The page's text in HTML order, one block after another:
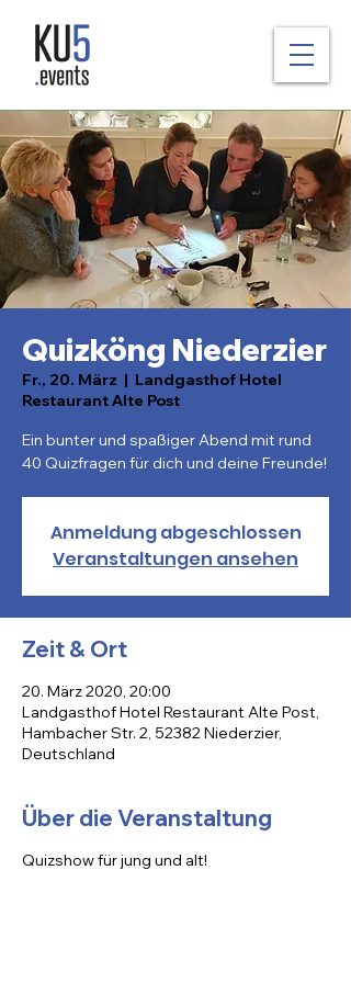
Quizköng Niederzier
Fr., 20. März
  |
Landgasthof Hotel
Restaurant Alte Post
Ein bunter und spaßiger Abend mit rund
40 Quizfragen für dich und deine Freunde!
Anmeldung abgeschlossen
Veranstaltungen ansehen
Zeit & Ort
20. März 2020, 20:00
Landgasthof Hotel Restaurant Alte Post,
Hambacher Str. 2, 52382 Niederzier,
Deutschland
Über die Veranstaltung
Quizshow für jung und alt!